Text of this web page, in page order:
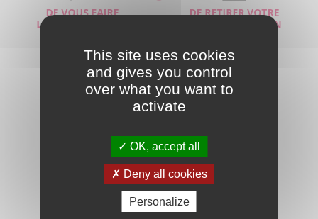
PARTAGER
Les avis des clients
LAISSER UN AVIS
This site uses cookies
and gives you control
over what you want to
activate
OK, accept all
Deny all cookies
Personalize